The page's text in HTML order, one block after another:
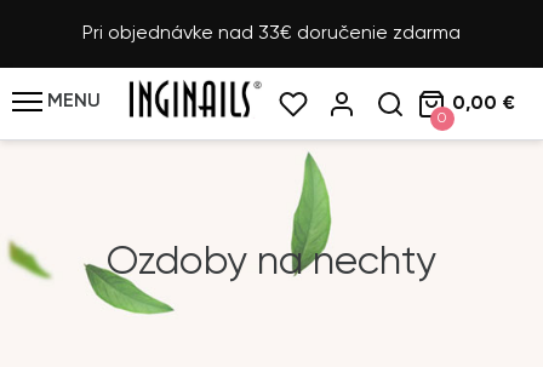
Pri objednávke nad 33€ doručenie zdarma
MENU
0
0,00 €
Ozdoby na nechty